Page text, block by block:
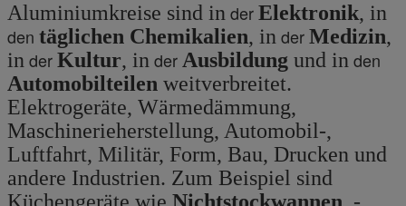
Aluminiumkreise sind inderElektronik, in
den täglichen Chemikalien, inderMedizin,
inderKultur, inderAusbildung und inden
Automobilteilen weitverbreitet.
Elektrogeräte, Wärmedämmung,
Maschinerieherstellung, Automobil-,
Luftfahrt, Militär, Form, Bau, Drucken und
andere Industrien. Zum Beispiel sind